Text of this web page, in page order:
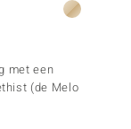
met een
(de Melo